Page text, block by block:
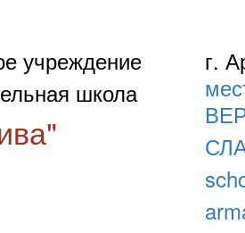
учреждение
школа
г.